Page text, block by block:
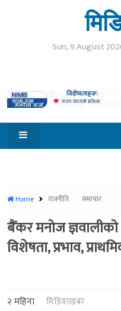
गृहपृष्ठ
समाचार
विजनेश
सूचना
खेलकुद
Sun, 9 August
Home राजनीति समाचार
बैंकर मनोज
विशेषता, प्रभाव,
२ महिना मिडियाखबर